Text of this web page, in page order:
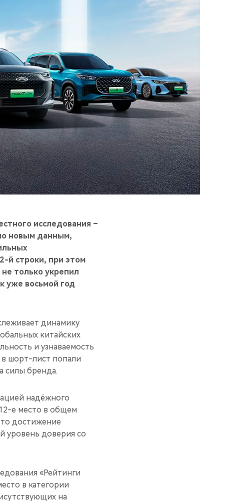
исследования –
новым данным,
й строки, при этом
только укрепил
уже восьмой год
динамику
китайских
и узнаваемость
шорт-лист попали
силы бренда.
надёжного
е место в общем
достижение
уровень доверия со
«Рейтинги
в категории
на